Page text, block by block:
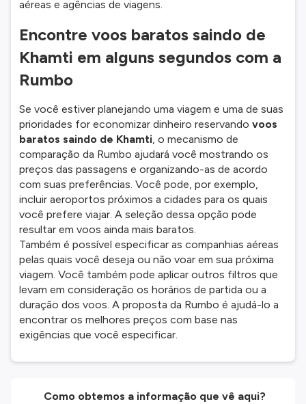
aéreas e agências de viagens.
Encontre voos baratos saindo de
Khamti em alguns segundos com a
Rumbo
Se você estiver planejando uma viagem e uma de suas
prioridades for economizar dinheiro reservando voos
baratos saindo de Khamti, o mecanismo de
comparação da Rumbo ajudará você mostrando os
preços das passagens e organizando-as de acordo
com suas preferências. Você pode, por exemplo,
incluir aeroportos próximos a cidades para os quais
você prefere viajar. A seleção dessa opção pode
resultar em voos ainda mais baratos.
Também é possível especificar as companhias aéreas
pelas quais você deseja ou não voar em sua próxima
viagem. Você também pode aplicar outros filtros que
levam em consideração os horários de partida ou a
duração dos voos. A proposta da Rumbo é ajudá-lo a
encontrar os melhores preços com base nas
exigências que você especificar.
Como obtemos a informação que vê aqui?